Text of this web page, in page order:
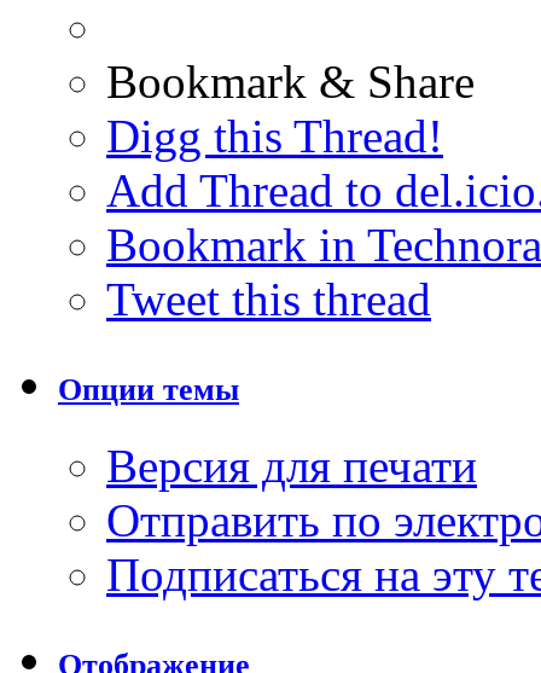
Bookmark & Share
Digg this Thread!
Add Thread to
Bookmark in
Tweet this thread
Опции темы
Версия для печати
Отправить по
Подписаться на эту
Отображение